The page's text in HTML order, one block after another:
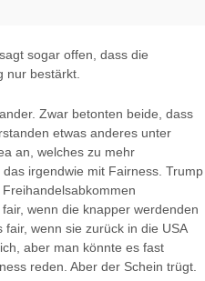
sogar offen, dass die
nur bestärkt.
Zwar betonten beide, dass
etwas anderes unter
an, welches zu mehr
irgendwie mit Fairness. Trump
wenn die knapper werdenden
wenn sie zurück in die USA
aber man könnte es fast
reden. Aber der Schein trügt.